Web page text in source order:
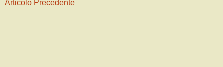
Articolo Precedente